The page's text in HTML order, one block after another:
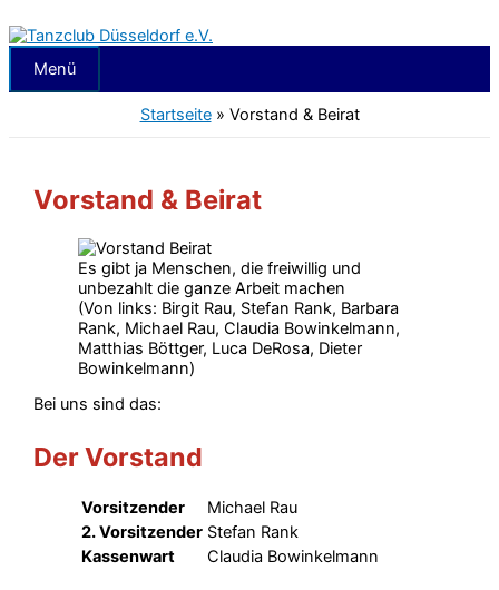
Inhalt
springen
Menü
Menü
Startseite» Vorstand & Beirat
Vorstand & Beirat
Es gibt ja Menschen, die freiwillig und
unbezahlt die ganze Arbeit machen
(Von links: Birgit Rau, Stefan Rank, Barbara
Rank, Michael Rau, Claudia Bowinkelmann,
Matthias Böttger, Luca DeRosa, Dieter
Bowinkelmann)
Bei uns sind das:
Der Vorstand
Vorsitzender
Michael Rau
2. Vorsitzender Stefan Rank
Kassenwart
Claudia Bowinkelmann